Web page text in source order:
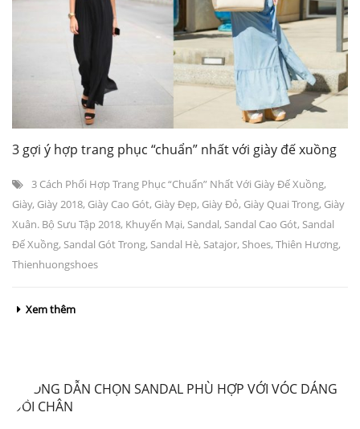
3 gợi ý hợp trang phục “chuẩn” nhất với giày đế xuồng
3 Cách Phối Hợp Trang Phục “chuẩn” Nhất Với Giày Đế Xuồng,
Giày, Giày 2018, Giày Cao Gót, Giày Đẹp, Giày Đỏ, Giày Quai Trong, Giày
Xuân. Bộ Sưu Tập 2018, Khuyến Mại, Sandal, Sandal Cao Gót, Sandal
Đế Xuồng, Sandal Gót Trong, Sandal Hè, Satajor, Shoes, Thiên Hương,
Thienhuongshoes
Xem thêm
HƯỠNG DẪN CHỌN SANDAL PHÙ HỢP VỚI VÓC DÁNG
ĐÔI CHÂN